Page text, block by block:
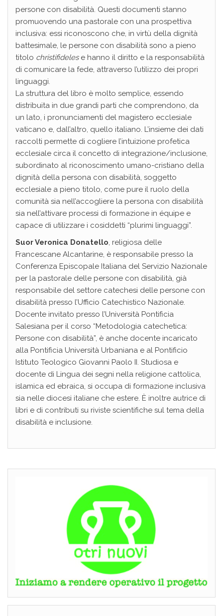
persone con disabilità. Questi documenti stanno
promuovendo una pastorale con una prospettiva
inclusiva: essi riconoscono che, in virtù della dignità
battesimale, le persone con disabilità sono a pieno
titolo christifidelese hanno il diritto e la responsabilità
di comunicare la fede, attraverso l’utilizzo dei propri
linguaggi.
La struttura del libro è molto semplice, essendo
distribuita in due grandi parti che comprendono, da
un lato, i pronunciamenti del magistero ecclesiale
vaticano e, dall’altro, quello italiano. L’insieme dei dati
raccolti permette di cogliere l’intuizione profetica
ecclesiale circa il concetto di integrazione/inclusione,
subordinato al riconoscimento umano-cristiano della
dignità della persona con disabilità, soggetto
ecclesiale a pieno titolo, come pure il ruolo della
comunità sia nell’accogliere la persona con disabilità
sia nell’attivare processi di formazione in équipe e
capace di utilizzare i cosiddetti “plurimi linguaggi”.
Suor Veronica Donatello, religiosa delle
Francescane Alcantarine, è responsabile presso la
Conferenza Episcopale Italiana del Servizio Nazionale
per la pastorale delle persone con disabilità, già
responsabile del settore catechesi delle persone con
disabilità presso l’Ufficio Catechistico Nazionale.
Docente invitato presso l’Università Pontificia
Salesiana per il corso “Metodologia catechetica:
Persone con disabilità”, è anche docente incaricato
alla Pontificia Università Urbaniana e al Pontificio
Istituto Teologico Giovanni Paolo II. Studiosa e
docente di Lingua dei segni nella religione cattolica,
islamica ed ebraica, si occupa di formazione inclusiva
sia nelle diocesi italiane che estere. È inoltre autrice di
libri e di contributi su riviste scientifiche sul tema della
disabilità e inclusione.